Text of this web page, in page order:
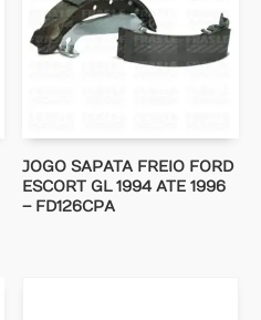
JOGO SAPATA FREIO FORD
ESCORT GL 1994 ATE 1996
– FD126CPA